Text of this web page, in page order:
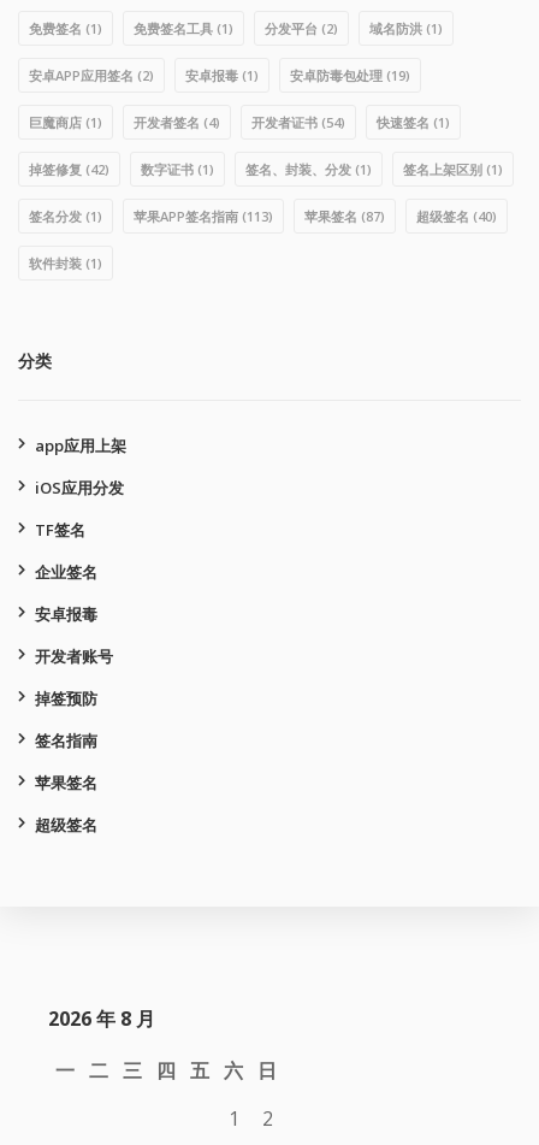
免费签名 (1) 免费签名工具 (1) 分发平台 (2) 域名防洪 (1)
安卓APP应用签名 (2) 安卓报毒 (1) 安卓防毒包处理 (19)
巨魔商店 (1) 开发者签名 (4) 开发者证书 (54) 快速签名 (1)
掉签修复 (42) 数字证书 (1) 签名、封装、分发 (1) 签名上架区别 (1)
签名分发 (1) 苹果APP签名指南 (113) 苹果签名 (87) 超级签名 (40)
软件封装 (1)
分类
app应用上架
iOS应用分发
TF签名
企业签名
安卓报毒
开发者账号
掉签预防
签名指南
苹果签名
超级签名
2026 年 8 月
一 二 三 四 五 六
日
1
2